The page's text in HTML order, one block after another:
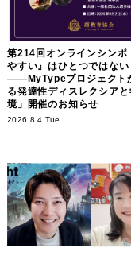
第214回オンラインシンポ
やすい』はひとつではない
――MyTypeプロジェクト
る発達性ディスレクシア
境」開催のお知らせ
2026.8.4 Tue